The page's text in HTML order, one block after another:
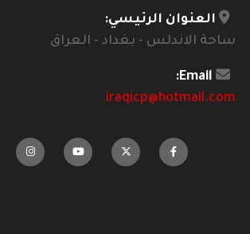
العنوان الرئيسي:
ساحة الاندلس - بغداد - العراق
Email:
iraqicp@hotmail.com